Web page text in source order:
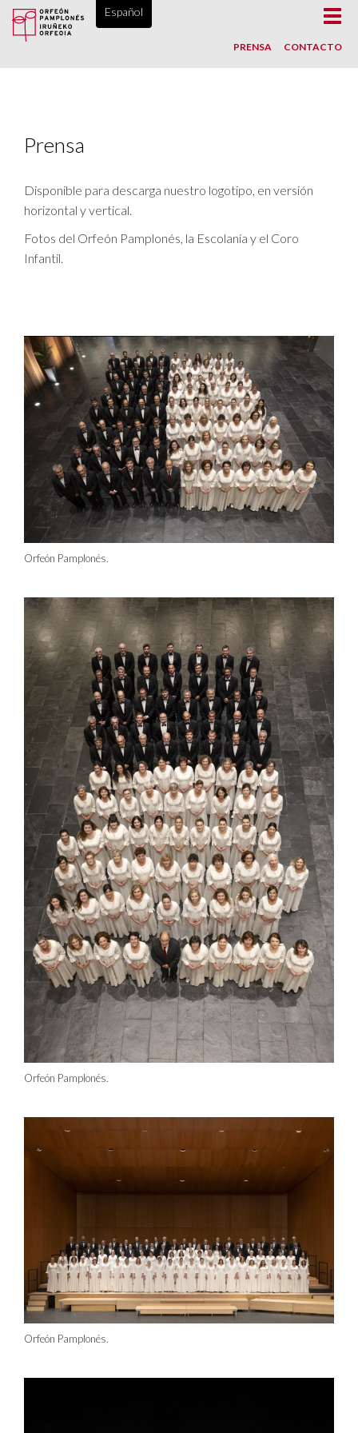
ORFEÓN PAMPLONÉS, DESDE 1865
Español
PRENSA CONTACTO
Prensa
Disponible para descarga nuestro logotipo, en versión
horizontal y vertical.
Fotos del Orfeón Pamplonés, la Escolanía y el Coro
Infantil.
Orfeón Pamplonés.
Orfeón Pamplonés.
Orfeón Pamplonés.